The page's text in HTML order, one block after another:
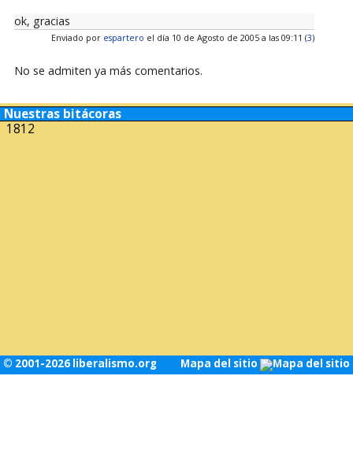
ok, gracias
Enviado por espartero el día 10 de Agosto de 2005 a las 09:11 (3)
No se admiten ya más comentarios.
Nuestras bitácoras
1812
© 2001-2026 liberalismo.org Mapa del sitio